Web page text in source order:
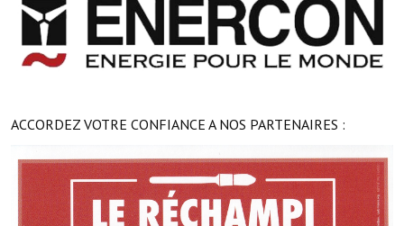
ACCORDEZ VOTRE CONFIANCE A NOS PARTENAIRES :